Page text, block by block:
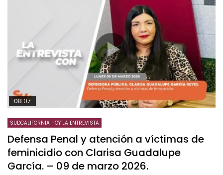
08:07
SUDCALIFORNIA HOY LA ENTREVISTA
Defensa Penal y atención a víctimas de
feminicidio con Clarisa Guadalupe
García. – 09 de marzo 2026.